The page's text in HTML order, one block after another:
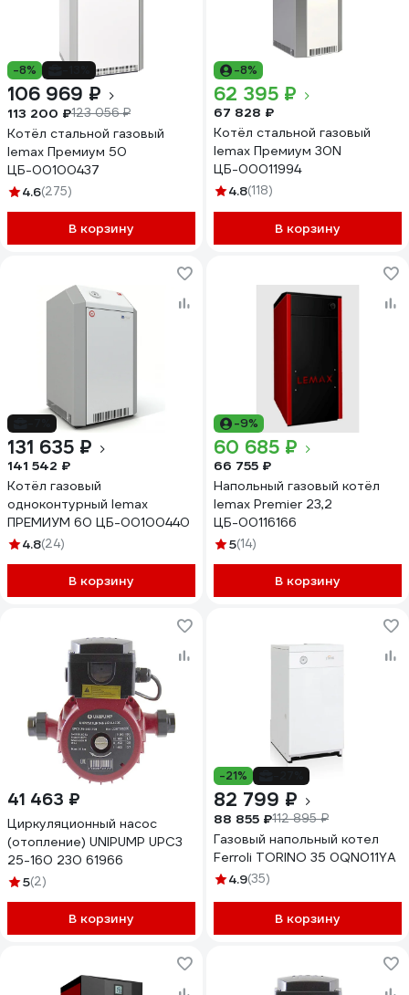
-8%
106 969 ₽
113 200 ₽123 056 ₽
Котёл стальной газовый
lemax Премиум 50
ЦБ-00100437
4.6(275)
В корзину
-8%
62 395 ₽
67 828 ₽
Котёл стальной газовый
lemax Премиум 30N
ЦБ-00011994
4.8(118)
В корзину
131 635 ₽
141 542 ₽
Котёл газовый
одноконтурный lemax
ПРЕМИУМ 60 ЦБ-00100440
4.8(24)
В корзину
-9%
60 685 ₽
66 755 ₽
Напольный газовый котёл
lemax Premier 23,2
ЦБ-00116166
5(14)
В корзину
41 463 ₽
Циркуляционный насос
(отопление) UNIPUMP UPC3
25-160 230 61966
5(2)
В корзину
-21%
82 799 ₽
88 855 ₽112 895 ₽
Газовый напольный котел
Ferroli TORINO 35 0QN011YA
4.9(35)
В корзину